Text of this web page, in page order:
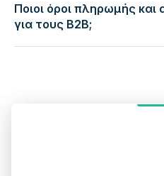
Ποιοι όροι πληρωμής
για τους B2B;